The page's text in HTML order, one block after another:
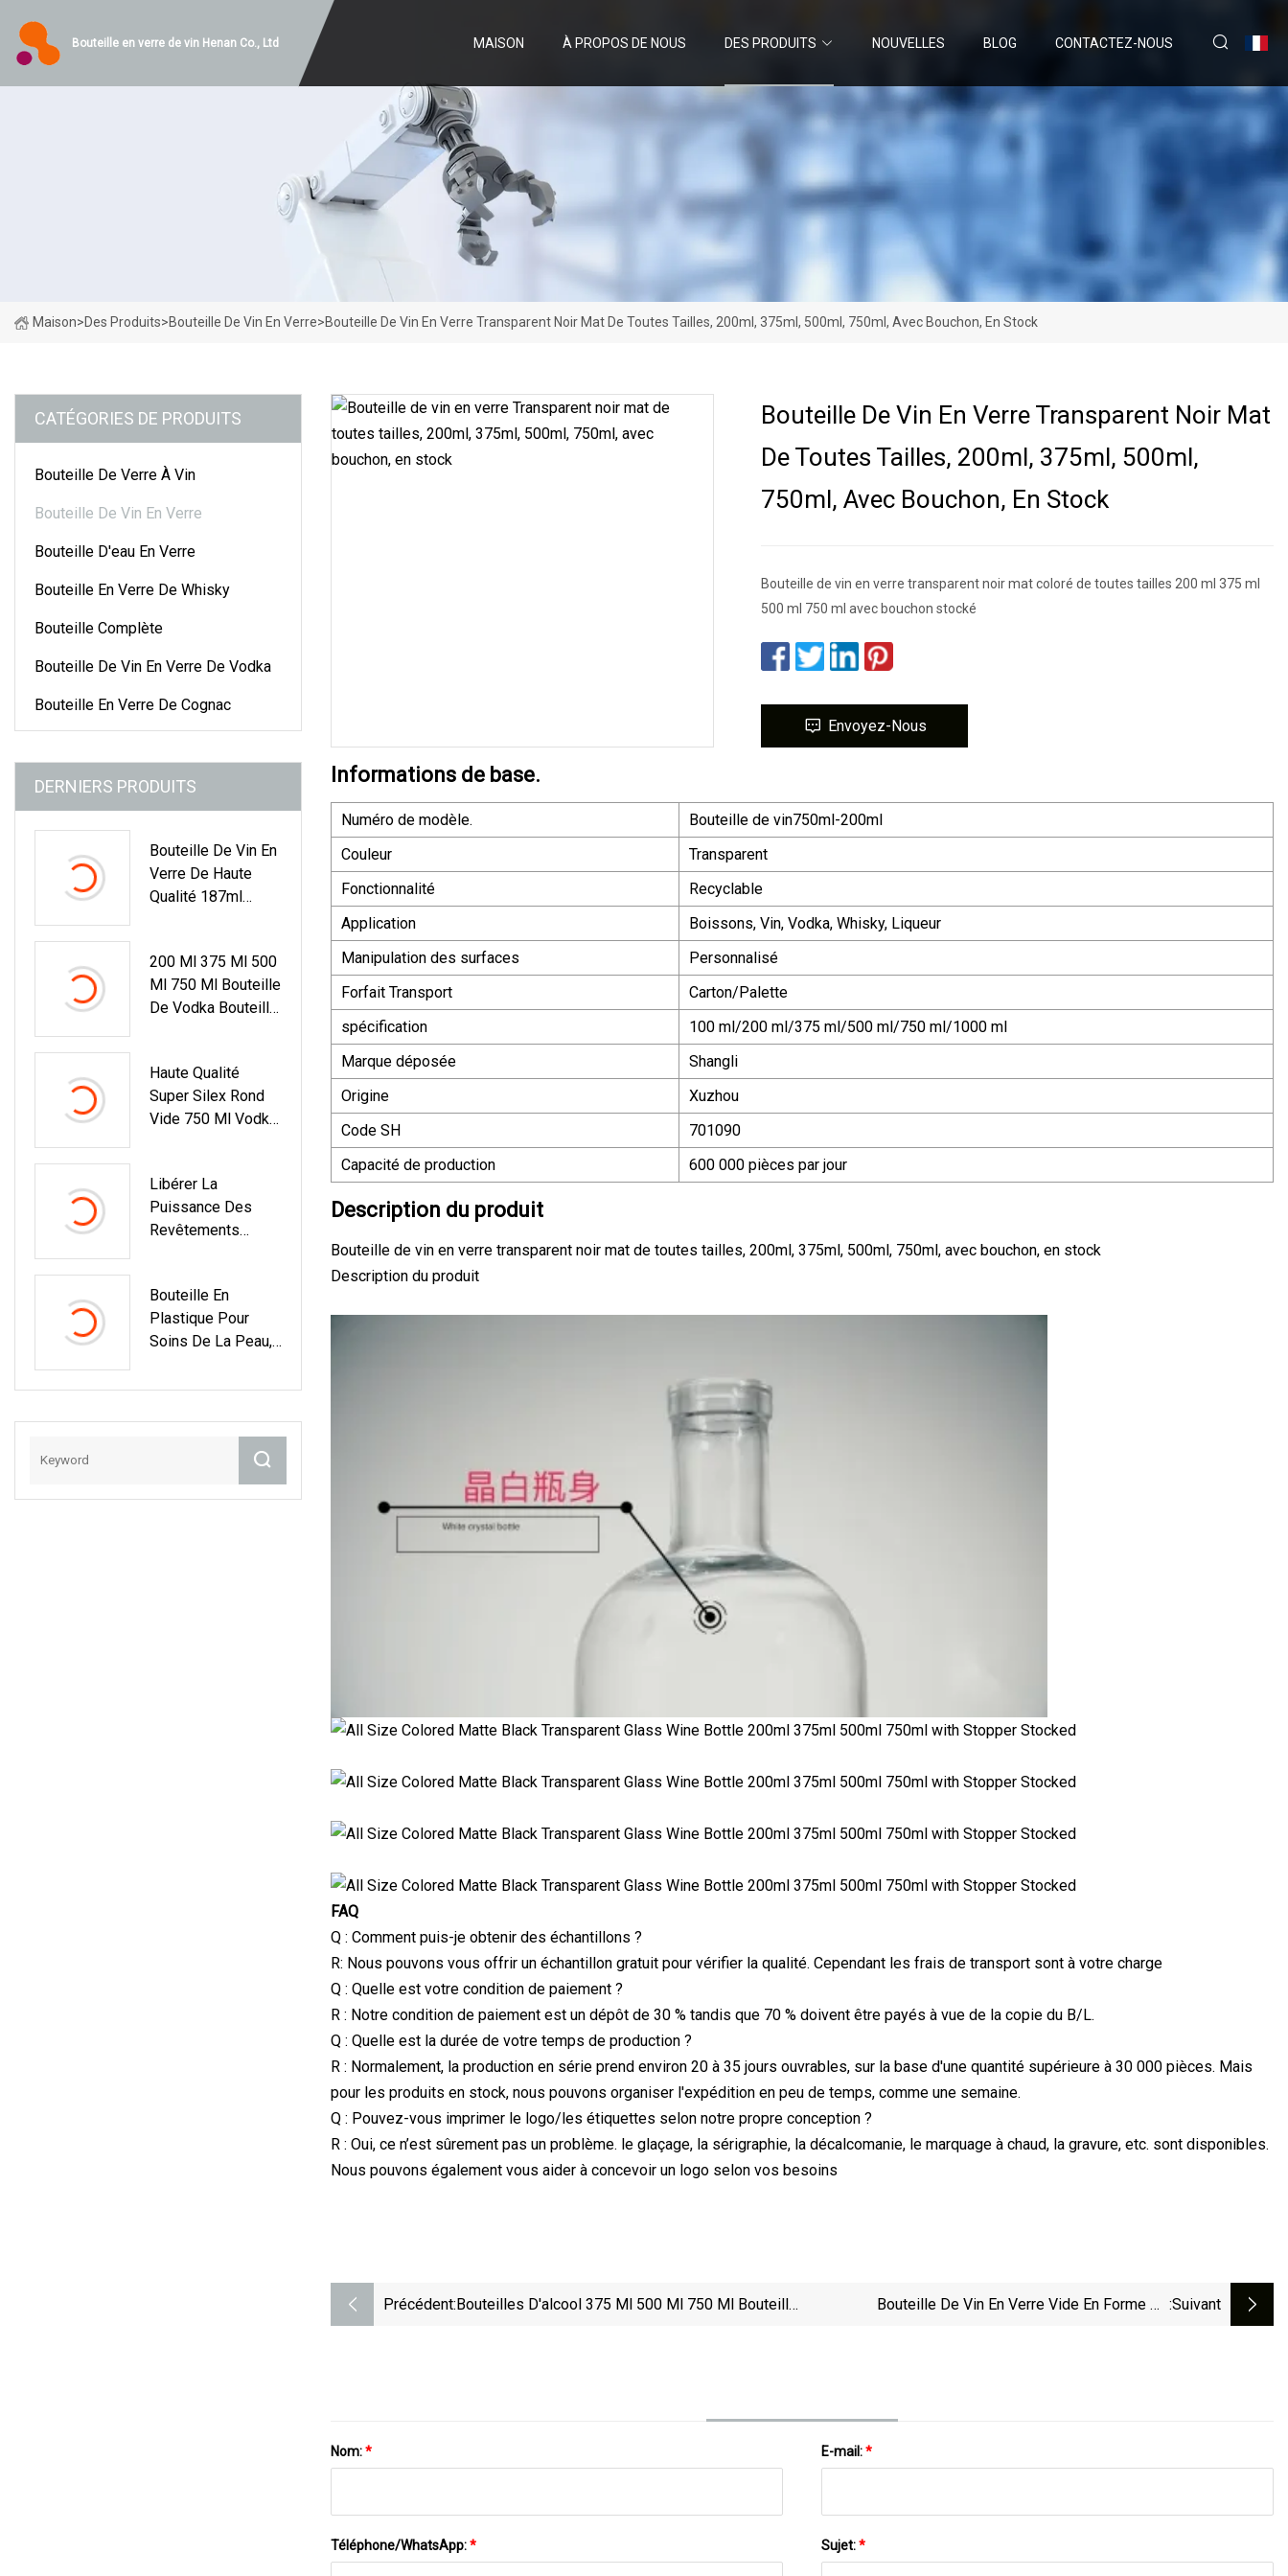
Bouteille en verre de vin Henan Co., Ltd MAISON À PROPOS DE NOUS DES PRODUITS NOUVELLES BLOG CONTACTEZ-NOUS
Maison>Des Produits>Bouteille De Vin En Verre>Bouteille De Vin En Verre Transparent Noir Mat De Toutes Tailles, 200ml, 375ml, 500ml, 750ml, Avec Bouchon, En Stock
CATÉGORIES DE PRODUITS
Bouteille De Verre À Vin
Bouteille De Vin En Verre
Bouteille D'eau En Verre
Bouteille En Verre De Whisky
Bouteille Complète
Bouteille De Vin En Verre De Vodka
Bouteille En Verre De Cognac
DERNIERS PRODUITS
Bouteille De Vin En
Verre De Haute
Qualité 187ml
Maison
200 Ml 375 Ml 500
Ml 750 Ml Bouteille
De Vodka Bouteille
Bouchon En Liège
Haute Qualité
Super Silex Rond
Vide 750 Ml Vodka
Bouteilles En Verre
Bouteille D'alcool
En Verre
Libérer La
Puissance Des
Revêtements
Complet !
Bouteille En
Plastique Pour
Soins De La Peau,
Pompe De
Aluminium, 10ml,
100ml, 120ml
Bouteille De Vin En Verre Transparent Noir Mat
De Toutes Tailles, 200ml, 375ml, 500ml,
750ml, Avec Bouchon, En Stock
Bouteille de vin en verre transparent noir mat coloré de toutes tailles 200 ml 375 ml
500 ml 750 ml avec bouchon stocké
Envoyez-Nous
Informations de base.
Numéro de modèle.
Bouteille de vin750ml-200ml
Couleur
Transparent
Fonctionnalité
Recyclable
Application
Boissons, Vin, Vodka, Whisky, Liqueur
Manipulation des surfaces
Personnalisé
Forfait Transport
Carton/Palette
spécification
100 ml/200 ml/375 ml/500 ml/750 ml/1000 ml
Marque déposée
Shangli
Origine
Xuzhou
Code SH
701090
Capacité de production
600 000 pièces par jour
Description du produit
Bouteille de vin en verre transparent noir mat de toutes tailles, 200ml, 375ml, 500ml, 750ml, avec bouchon, en stock
Description du produit
FAQ
Q : Comment puis-je obtenir des échantillons ?
R: Nous pouvons vous offrir un échantillon gratuit pour vérifier la qualité. Cependant les frais de transport sont à votre charge
Q : Quelle est votre condition de paiement ?
R : Notre condition de paiement est un dépôt de 30 % tandis que 70 % doivent être payés à vue de la copie du B/L.
Q : Quelle est la durée de votre temps de production ?
R : Normalement, la production en série prend environ 20 à 35 jours ouvrables, sur la base d'une quantité supérieure à 30 000 pièces. Mais
pour les produits en stock, nous pouvons organiser l'expédition en peu de temps, comme une semaine.
Q : Pouvez-vous imprimer le logo/les étiquettes selon notre propre conception ?
R : Oui, ce n’est sûrement pas un problème. le glaçage, la sérigraphie, la décalcomanie, le marquage à chaud, la gravure, etc. sont disponibles.
Nous pouvons également vous aider à concevoir un logo selon vos besoins
Précédent: Bouteilles D'alcool 375 Ml 500 Ml 750 Ml Bouteille
Bouteille De Vin En Verre Vide En Forme De :suivant
Nom:* E-mail:*
Téléphone/WhatsApp:* Sujet:*